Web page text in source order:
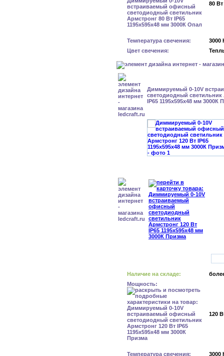
80 Вт
Температура свечения:
3000
Цвет свечения:
Диммируемый 0-10V
светодиодный светильник
IP65 1195x595x48 мм 3000К
Наличие на складе:
Мощность:
120
Температура свечения: 3000